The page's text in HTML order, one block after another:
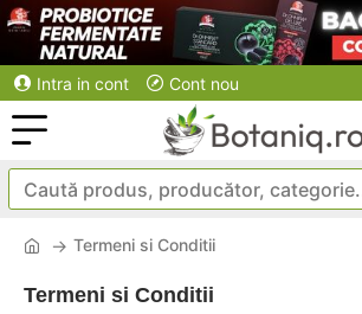
Intra in cont Cont nou
Termeni si Conditii
Termeni si Conditii